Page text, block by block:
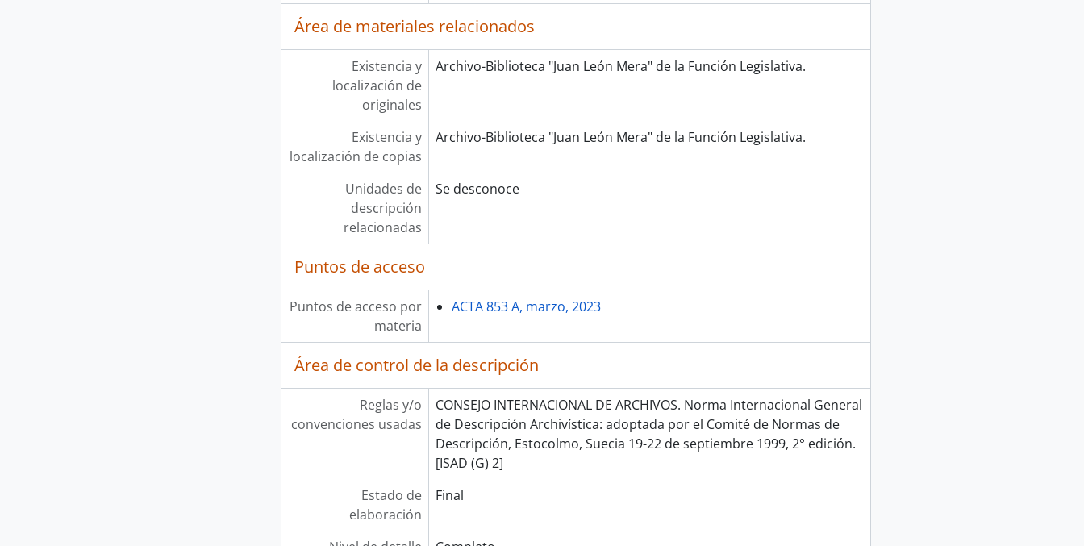
Área de materiales relacionados
Existencia y
localización de
originales
Archivo-Biblioteca "Juan León Mera" de la Función Legislativa.
Existencia y
localización de copias
Archivo-Biblioteca "Juan León Mera" de la Función Legislativa.
Unidades de
descripción
relacionadas
Se desconoce
Puntos de acceso
Puntos de acceso por
materia
ACTA 853 A, marzo, 2023
Área de control de la descripción
Reglas y/o
convenciones usadas
CONSEJO INTERNACIONAL DE ARCHIVOS. Norma Internacional General
de Descripción Archivística: adoptada por el Comité de Normas de
Descripción, Estocolmo, Suecia 19-22 de septiembre 1999, 2° edición.
[ISAD (G) 2]
Estado de
elaboración
Final